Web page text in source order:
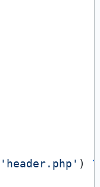
'header.php' )